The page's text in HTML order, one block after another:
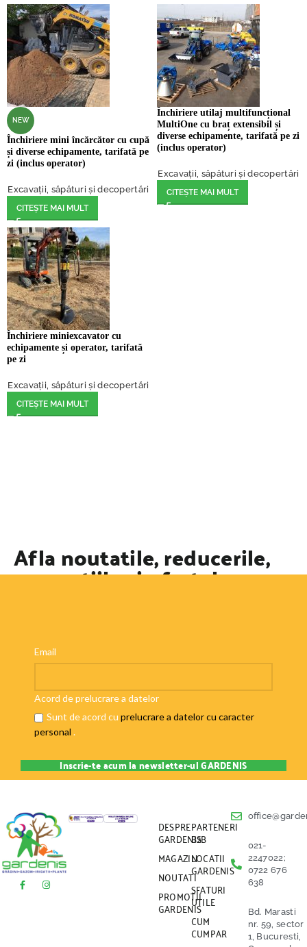
NEW
Închiriere mini încărcător cu cupă
și diverse echipamente, tarifată pe
zi (inclus operator)
Excavații, săpături și decopertări
CITEȘTE MAI MULT
Închiriere utilaj multifuncțional
MultiOne cu braț extensibil și
diverse echipamente, tarifată pe zi
(inclus operator)
Excavații, săpături și decopertări
CITEȘTE MAI MULT
Închiriere miniexcavator cu
echipamente și operator, tarifată
pe zi
Excavații, săpături și decopertări
CITEȘTE MAI MULT
Afla noutatile, reducerile,
promotiile si ofertele
Email
Acord de prelucrare a datelor
Sunt de acord cu prelucrare a datelor cu caracter
personal .
DESPRE
GARDENIS
MAGAZIN
NOUTATI
PROMOTII
GARDENIS
PARTENERI
B2B
LOCATII
GARDENIS
SFATURI
UTILE
CUM
CUMPAR
021-
2247022;
0722 676
638
Bd. Marasti
nr. 59, sector
1, Bucuresti,